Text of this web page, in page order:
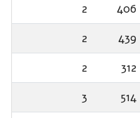
406
2
439
2
312
2
514
3